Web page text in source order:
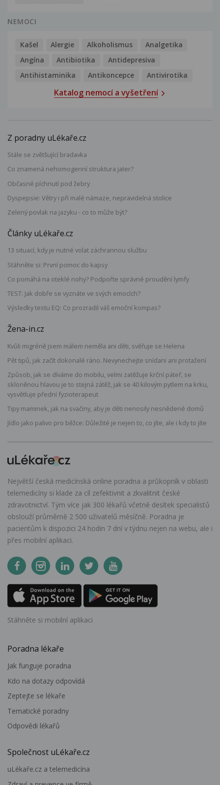
NEMOCI
Kašel Alergie Alkoholismus
Analgetika
Angína
Antibiotika
Antidepresiva
Antihistaminika
Antikoncepce Antivirotika
Katalog nemocí a vyšetření
Z poradny uLékaře.cz
Stále se zvětšující bradavka
Co znamená nehomogenní struktura jater?
Občasné píchnutí pod žebry
Dyspepsie: Větry i při malé námaze, nepravidelná stolice
Zelený povlak na jazyku - co to může být?
Články uLékaře.cz
13 situací, kdy je nutné volat záchrannou službu
Stáhněte si: První pomoc do kapsy
Co pomáhá na oteklé nohy? Podpořte správné proudění lymfy
TEST: Jak dobře se vyznáte ve svých emocích?
Výsledky testu EQ: Co prozradil váš emoční kompas?
Žena-in.cz
Kvůli migréně jsem málem neměla ani děti, svěřuje se Helena
Pět tipů, jak začít dokonalé ráno. Nevynechejte snídani ani protažení
Způsob, jak se díváme do mobilu, velmi zatěžuje krční páteř, se
skloněnou hlavou je to stejná zátěž, jak se 40 kilovým pytlem na krku,
vysvětluje přední fyzioterapeut
Tipy maminek, jak na svačiny, aby je děti nenosily nesnědené domů
Jídlo jako palivo pro běžce: Důležité je nejen to, co jíte, ale i kdy to jíte
Největší česká medicínská online poradna a průkopník v oblasti
telemedicíny si klade za cíl zefektivnit a zkvalitnit české
zdravotnictví. Tým více jak 300 lékařů včetně desítek specialistů
obslouží průměrně 2 500 uživatelů měsíčně. Poradna je
pacientům k dispozici 24 hodin 7 dní v týdnu nejen na webu, ale i
přes mobilní aplikaci.
Stáhněte si mobilní aplikaci
Poradna lékaře
Jak funguje poradna
Kdo na dotazy odpovídá
Zeptejte se lékaře
Tematické poradny
Odpovědi lékařů
Společnost uLékaře.cz
uLékaře.cz a telemedicína